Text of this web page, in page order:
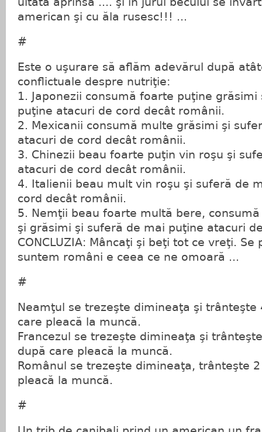
american şi cu ăla rusesc!!! ...
#
Este o uşurare să aflăm adevărul după
conflictuale despre nutriţie:
1. Japonezii consumă foarte puţine
puţine atacuri de cord decât românii.
2. Mexicanii consumă multe grăsimi şi
atacuri de cord decât românii.
3. Chinezii beau foarte puţin vin roşu şi
atacuri de cord decât românii.
4. Italienii beau mult vin roşu şi suferă de
cord decât românii.
5. Nemţii beau foarte multă bere,
şi grăsimi şi suferă de mai puţine atacuri
CONCLUZIA: Mâncaţi şi beţi tot ce vreţi. Se
suntem români e ceea ce ne omoară ...
#
Neamţul se trezeşte dimineaţa şi trânteşte
care pleacă la muncă.
Francezul se trezeşte dimineaţa şi
după care pleacă la muncă.
Românul se trezeşte dimineaţa, trânteşte
pleacă la muncă.
#